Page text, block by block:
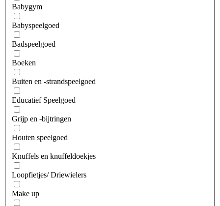
Babygym
Babyspeelgoed
Badspeelgoed
Boeken
Buiten en -strandspeelgoed
Educatief Speelgoed
Grijp en -bijtringen
Houten speelgoed
Knuffels en knuffeldoekjes
Loopfietjes/ Driewielers
Make up